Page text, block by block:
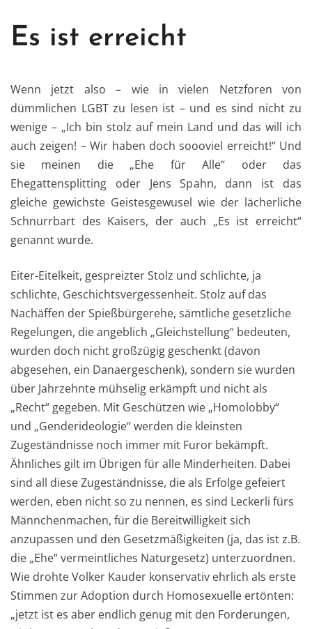
Es ist erreicht
Wenn jetzt also – wie in vielen Netzforen von
dümmlichen LGBT zu lesen ist – und es sind nicht zu
wenige – „Ich bin stolz auf mein Land und das will ich
auch zeigen! – Wir haben doch soooviel erreicht!“ Und
sie meinen die „Ehe für Alle“ oder das
Ehegattensplitting oder Jens Spahn, dann ist das
gleiche gewichste Geistesgewusel wie der lächerliche
Schnurrbart des Kaisers, der auch „Es ist erreicht“
genannt wurde.
Eiter-Eitelkeit, gespreizter Stolz und schlichte, ja
schlichte, Geschichtsvergessenheit. Stolz auf das
Nachäffen der Spießbürgerehe, sämtliche gesetzliche
Regelungen, die angeblich „Gleichstellung“ bedeuten,
wurden doch nicht großzügig geschenkt (davon
abgesehen, ein Danaergeschenk), sondern sie wurden
über Jahrzehnte mühselig erkämpft und nicht als
„Recht“ gegeben. Mit Geschützen wie „Homolobby“
und „Genderideologie“ werden die kleinsten
Zugeständnisse noch immer mit Furor bekämpft.
Ähnliches gilt im Übrigen für alle Minderheiten. Dabei
sind all diese Zugeständnisse, die als Erfolge gefeiert
werden, eben nicht so zu nennen, es sind Leckerli fürs
Männchenmachen, für die Bereitwilligkeit sich
anzupassen und den Gesetzmäßigkeiten (ja, das ist z.B.
die „Ehe“ vermeintliches Naturgesetz) unterzuordnen.
Wie drohte Volker Kauder konservativ ehrlich als erste
Stimmen zur Adoption durch Homosexuelle ertönten:
„jetzt ist es aber endlich genug mit den Forderungen,